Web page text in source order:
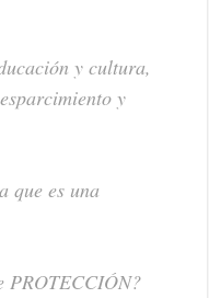
y cultura,
y
que es una
PROTECCIÓN?